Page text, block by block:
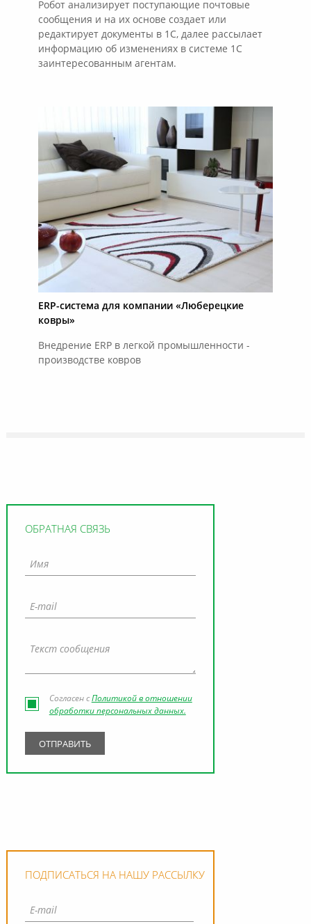
ОБРАТНАЯ СВЯЗЬ
Согласен сПолитикой в отношении
обработки персональных данных.
ПОДПИСАТЬСЯ НА НАШУ РАССЫЛКУ
Робот анализирует поступающие почтовые
сообщения и на их основе создает или
редактирует документы в 1С, далее рассылает
информацию об изменениях в системе 1С
заинтересованным агентам.
ERP-система для компании «Люберецкие
ковры»
Внедрение ERP в легкой промышленности -
производстве ковров